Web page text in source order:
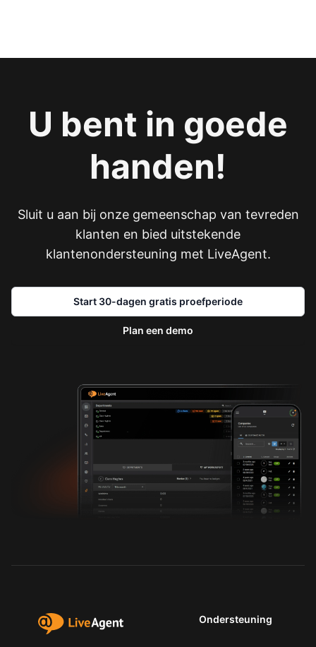
U bent in goede
handen!
Sluit u aan bij onze gemeenschap van tevreden
klanten en bied uitstekende
klantenondersteuning met LiveAgent.
Start 30-dagen gratis proefperiode
Plan een demo
Ondersteuning